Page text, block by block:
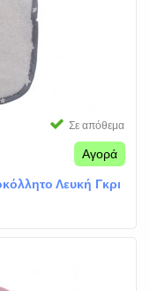
Σε απόθεμα
Αγορά
Λευκή Γκρι